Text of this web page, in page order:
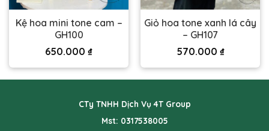
Kệ hoa mini tone cam –
GH100
650.000 ₫
Giỏ hoa tone xanh lá cây
– GH107
570.000 ₫
CTy TNHH Dịch Vụ 4T Group
Mst: 0317538005